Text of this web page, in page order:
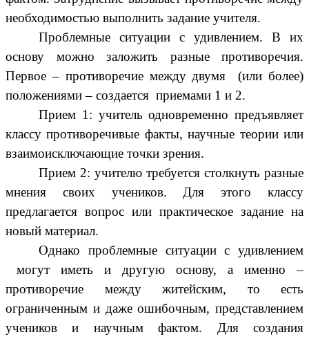
необходимостью выполнить задание учителя.
Проблемные ситуации с удивлением. В их
основу можно заложить разные противоречия.
Первое – противоречие между двумя (или более)
положениями – создается приемами 1 и 2.
Прием 1: учитель одновременно предъявляет
классу противоречивые факты, научные теории или
взаимоисключающие точки зрения.
Прием 2: учителю требуется столкнуть разные
мнения своих учеников. Для этого классу
предлагается вопрос или практическое задание на
новый материал.
Однако проблемные ситуации с удивлением
могут иметь и другую основу, а именно –
противоречие между житейским, то есть
ограниченным и даже ошибочным, представлением
учеников и научным фактом. Для создания